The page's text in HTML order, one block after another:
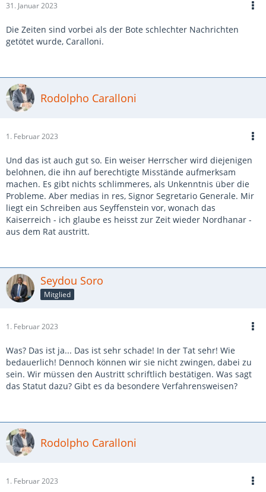
31. Januar 2023
Die Zeiten sind vorbei als der Bote schlechter Nachrichten
getötet wurde, Caralloni.
Rodolpho Caralloni
1. Februar 2023
Und das ist auch gut so. Ein weiser Herrscher wird diejenigen
belohnen, die ihn auf berechtigte Misstände aufmerksam
machen. Es gibt nichts schlimmeres, als Unkenntnis über die
Probleme. Aber medias in res, Signor Segretario Generale. Mir
liegt ein Schreiben aus Seyffenstein vor, wonach das
Kaiserreich - ich glaube es heisst zur Zeit wieder Nordhanar -
aus dem Rat austritt.
Seydou Soro
Mitglied
1. Februar 2023
Was? Das ist ja... Das ist sehr schade! In der Tat sehr! Wie
bedauerlich! Dennoch können wir sie nicht zwingen, dabei zu
sein. Wir müssen den Austritt schriftlich bestätigen. Was sagt
das Statut dazu? Gibt es da besondere Verfahrensweisen?
Rodolpho Caralloni
1. Februar 2023